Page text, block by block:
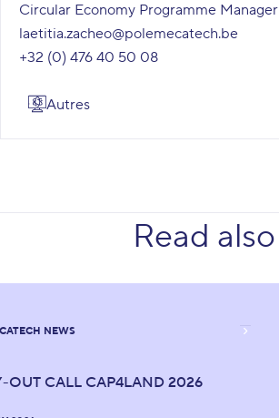
Circular Economy Programme Manager
laetitia.zacheo@polemecatech.be
+32 (0) 476 40 50 08
Autres
Read also
OUT CALL CAP4LAND 2026
NEWS